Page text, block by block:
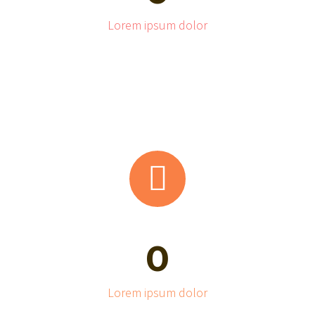
Lorem ipsum dolor


0
Lorem ipsum dolor